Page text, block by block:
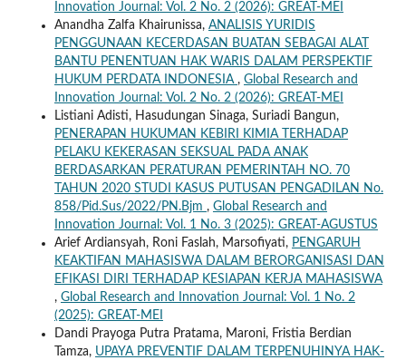
Innovation Journal: Vol. 2 No. 2 (2026): GREAT-MEI
Anandha Zalfa Khairunissa, ANALISIS YURIDIS
PENGGUNAAN KECERDASAN BUATAN SEBAGAI ALAT
BANTU PENENTUAN HAK WARIS DALAM PERSPEKTIF
HUKUM PERDATA INDONESIA , Global Research and
Innovation Journal: Vol. 2 No. 2 (2026): GREAT-MEI
Listiani Adisti, Hasudungan Sinaga, Suriadi Bangun,
PENERAPAN HUKUMAN KEBIRI KIMIA TERHADAP
PELAKU KEKERASAN SEKSUAL PADA ANAK
BERDASARKAN PERATURAN PEMERINTAH NO. 70
TAHUN 2020 STUDI KASUS PUTUSAN PENGADILAN No.
858/Pid.Sus/2022/PN.Bjm , Global Research and
Innovation Journal: Vol. 1 No. 3 (2025): GREAT-AGUSTUS
Arief Ardiansyah, Roni Faslah, Marsofiyati, PENGARUH
KEAKTIFAN MAHASISWA DALAM BERORGANISASI DAN
EFIKASI DIRI TERHADAP KESIAPAN KERJA MAHASISWA
, Global Research and Innovation Journal: Vol. 1 No. 2
(2025): GREAT-MEI
Dandi Prayoga Putra Pratama, Maroni, Fristia Berdian
Tamza, UPAYA PREVENTIF DALAM TERPENUHINYA HAK-